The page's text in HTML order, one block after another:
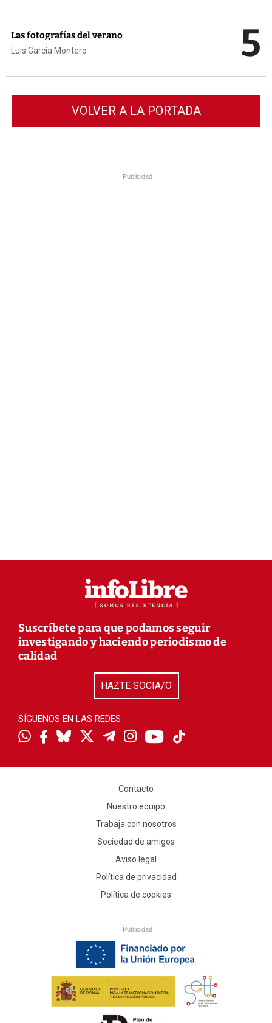
Las fotografías del verano
Luis García Montero 5
VOLVER A LA PORTADA
Publicidad
Suscríbete para que podamos seguir
investigando y haciendo periodismo de
calidad
HAZTE SOCIA/O
SÍGUENOS EN LAS REDES
Contacto
Nuestro equipo
Trabaja con nosotros
Sociedad de amigos
Aviso legal
Política de privacidad
Política de cookies
Publicidad